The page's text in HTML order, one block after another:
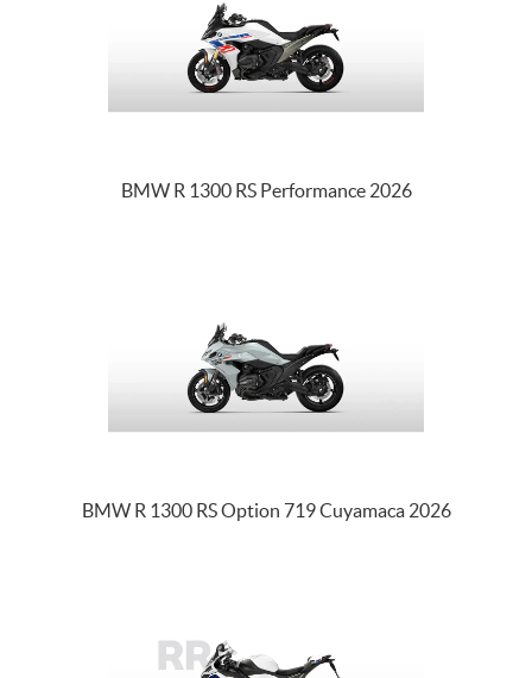
BMW R 1300 RS Performance 2026
BMW R 1300 RS Option 719 Cuyamaca 2026